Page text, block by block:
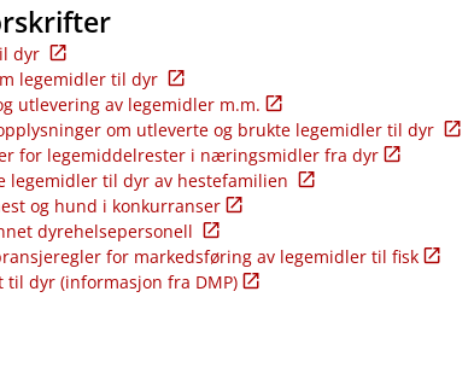
dyr
legemidler til dyr
utlevering av legemidler m.m.
om utleverte og brukte legemidler til dyr
for legemiddelrester i næringsmidler fra dyr
legemidler til dyr av hestefamilien
og hund i konkurranser
dyrehelsepersonell
for markedsføring av legemidler til fisk
til dyr (informasjon fra DMP)